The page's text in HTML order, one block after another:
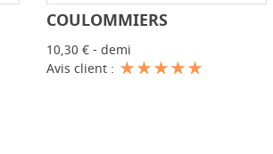
-
COULOMMIERS
10,30 € - demi
Avis client :